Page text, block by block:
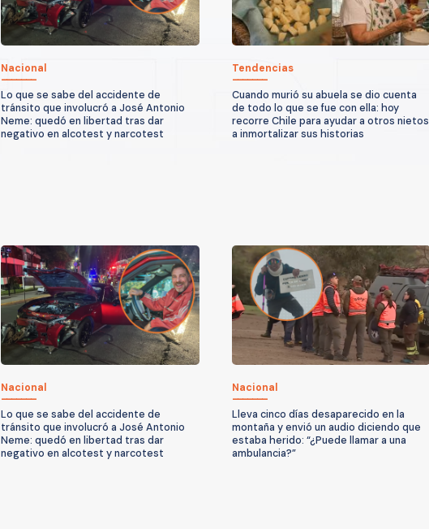
Nacional
Lo que se sabe del accidente de
tránsito que involucró a José Antonio
Neme: quedó en libertad tras dar
negativo en alcotest y narcotest
Tendencias
Cuando murió su abuela se dio cuenta
de todo lo que se fue con ella: hoy
recorre Chile para ayudar a otros nietos
a inmortalizar sus historias
Nacional
Lo que se sabe del accidente de
tránsito que involucró a José Antonio
Neme: quedó en libertad tras dar
negativo en alcotest y narcotest
Nacional
Lleva cinco días desaparecido en la
montaña y envió un audio diciendo que
estaba herido: “¿Puede llamar a una
ambulancia?”